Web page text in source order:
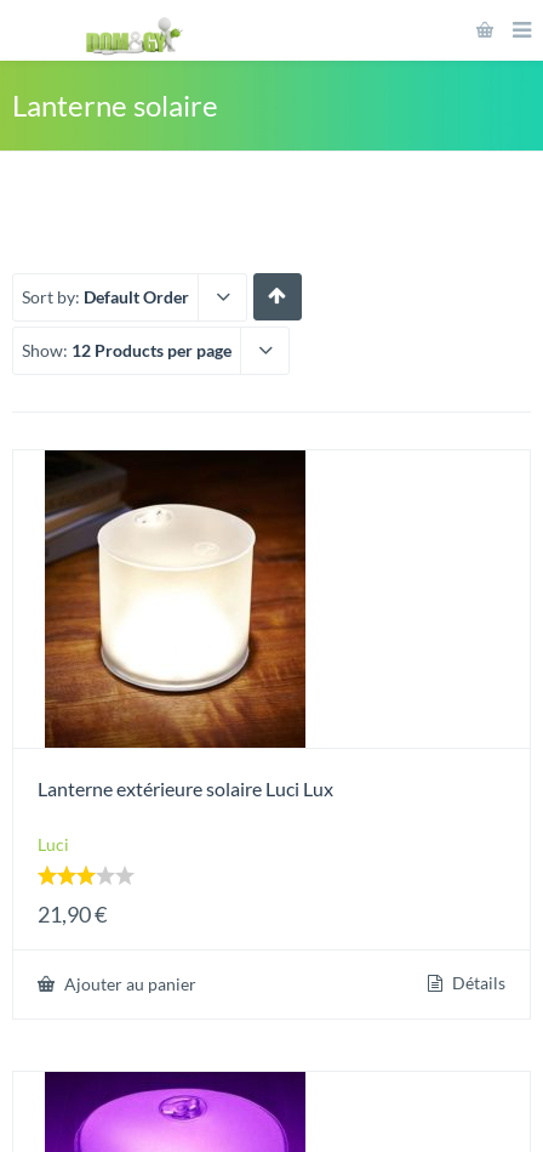
Lanterne solaire
Sort by: Default Order
Show: 12 Products per page
Lanterne extérieure solaire Luci Lux
Luci
3.00
21,90€
Ajouter au panier Détails